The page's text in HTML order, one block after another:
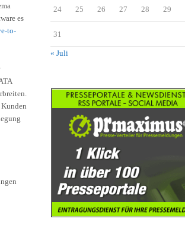
es
to-
24 25 26 27 28 29
31
« Juli